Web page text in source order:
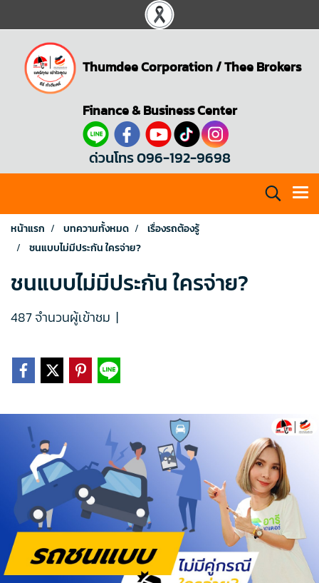
Thumdee Corporation/Thee Brokers
Finance & Business Center
ด่วนโทร 096-192-9698
หน้าแรก บทความทั้งหมด
เรื่องรถต้องรู้
ชนแบบไม่มีประกัน ใครจ่าย?
ชนแบบไม่มีประกัน ใครจ่าย?
487 จำนวนผู้เข้าชม |